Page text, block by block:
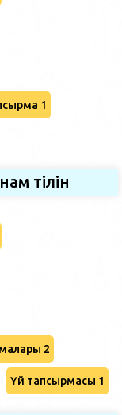
1
тілін
2
Үй тапсырмасы 1